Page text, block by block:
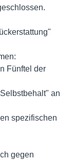
Fünftel der
an
spezifischen
gegen